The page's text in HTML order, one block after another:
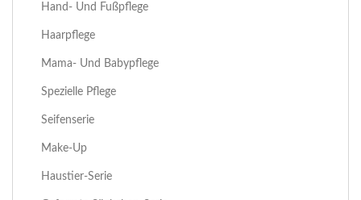
Hand- Und Fußpflege
Haarpflege
Mama- Und Babypflege
Spezielle Pflege
Seifenserie
Make-Up
Haustier-Serie